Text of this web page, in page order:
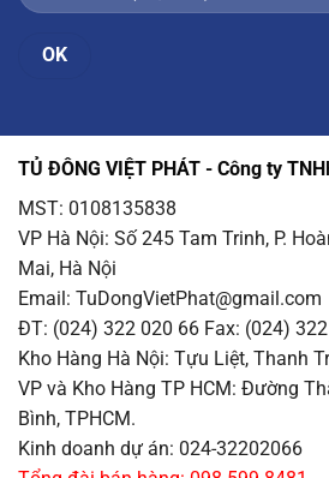
TỦ ĐÔNG VIỆT PHÁT - Công ty
MST: 0108135838
VP Hà Nội: Số 245 Tam Trinh, P.
Mai, Hà Nội
Email: TuDongVietPhat@gmail.com
ĐT: (024) 322 020 66 Fax: (024)
Kho Hàng Hà Nội: Tựu Liệt, Thanh
VP và Kho Hàng TP HCM: Đường
Bình, TPHCM.
Kinh doanh dự án: 024-32202066